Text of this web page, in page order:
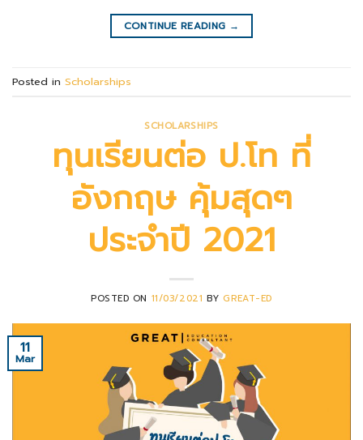
CONTINUE READING →
Posted in Scholarships
SCHOLARSHIPS
ทุนเรียนต่อ ป.โท ที่
อังกฤษ คุ้มสุดๆ
ประจำปี 2021
POSTED ON 11/03/2021 BY GREAT-ED
11
Mar